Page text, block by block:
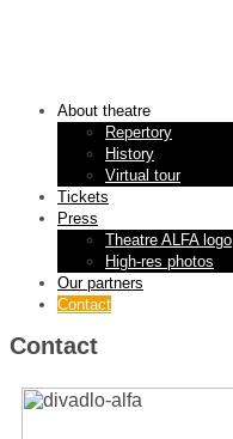
About theatre
Repertory
History
Virtual tour
Tickets
Press
Theatre ALFA logo
High-res photos
Our partners
Contact
Contact